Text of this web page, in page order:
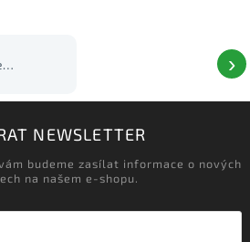
›
NEWSLETTER
budeme zasílat informace o nových
na našem e-shopu.